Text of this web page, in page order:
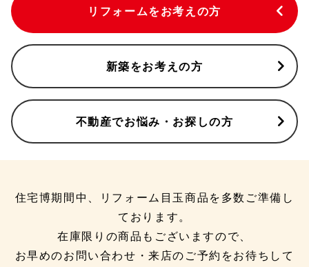
リフォームをお考えの方
新築をお考えの方
不動産でお悩み・お探しの方
住宅博期間中、リフォーム目玉商品を多数ご準備し
ております。
在庫限りの商品もございますので、
お早めのお問い合わせ・来店のご予約をお待ちして